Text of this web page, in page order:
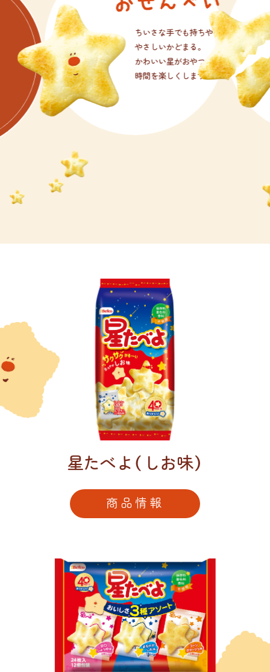
持ちやすい
る。
やつの
きめ細かい米粉を
使ってつくっています。
こどもから大人まで
食べやすい食感です。
星たべよ（しお味）
商品情報